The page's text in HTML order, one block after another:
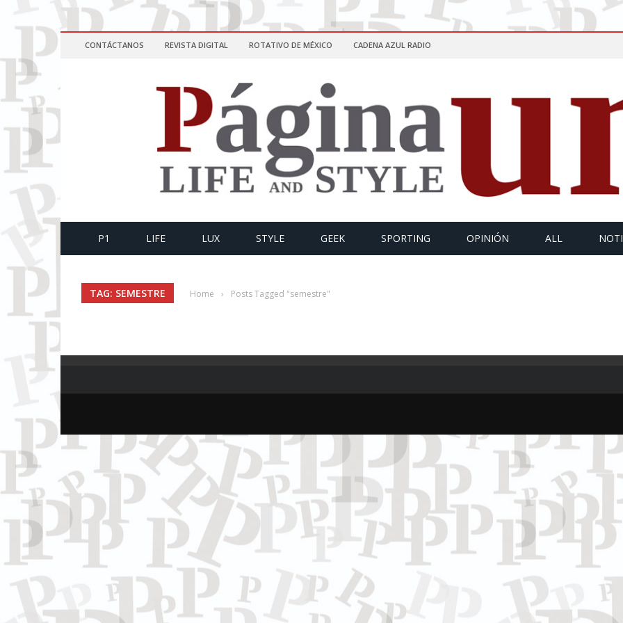
CONTÁCTANOS REVISTA DIGITAL ROTATIVO DE MÉXICO CADENA AZUL RADIO
P1 LIFE LUX STYLE GEEK SPORTING OPINIÓN ALL
TAG: SEMESTRE Home › Posts Tagged "semestre"